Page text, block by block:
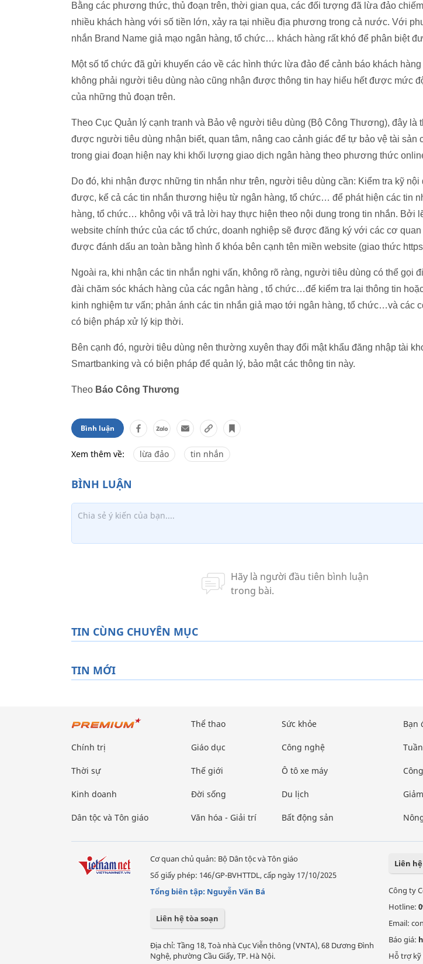
Bằng các phương thức, thủ đoạn trên, thời gian qua, các đối tượng đã lừa đảo
nhiều khách hàng với số tiền lớn, xảy ra tại nhiều địa phương trong cả nước. Với
nhắn Brand Name giả mạo ngân hàng, tổ chức… khách hàng rất khó để phân biệt
Một số tổ chức đã gửi khuyến cáo về các hình thức lừa đảo để cảnh báo khách
không phải người tiêu dùng nào cũng nhận được thông tin hay hiểu hết được mức
của những thủ đoạn trên.
Theo Cục Quản lý cạnh tranh và Bảo vệ người tiêu dùng (Bộ Công Thương), đây là
được người tiêu dùng nhận biết, quan tâm, nâng cao cảnh giác để tự bảo vệ tài sản
trong giai đoạn hiện nay khi khối lượng giao dịch ngân hàng theo phương thức
Do đó, khi nhận được những tin nhắn như trên, người tiêu dùng cần: Kiểm tra kỹ nội
được, kể cả các tin nhắn thương hiệu từ ngân hàng, tổ chức… để phát hiện các tin
hàng, tổ chức… không vội vã trả lời hay thực hiện theo nội dung trong tin nhắn. Bởi
website chính thức của các tổ chức, doanh nghiệp sẽ được đăng ký với các cơ quan
được đánh dấu an toàn bằng hình ổ khóa bên cạnh tên miền website (giao thức
Ngoài ra, khi nhận các tin nhắn nghi vấn, không rõ ràng, người tiêu dùng có thể gọi
đài chăm sóc khách hàng của các ngân hàng , tổ chức…để kiểm tra lại thông tin
kinh nghiệm tư vấn; phản ánh các tin nhắn giả mạo tới ngân hàng, tổ chức…và các
có biện pháp xử lý kịp thời.
Bên cạnh đó, người tiêu dùng nên thường xuyên thay đổi mật khẩu đăng nhập tài
Smartbanking và có biện pháp để quản lý, bảo mật các thông tin này.
Theo Báo Công Thương
Bình luận
Xem thêm về: lừa đảo tin nhắn
TIN CÙNG CHUYÊN MỤC
TIN MỚI
Chính trị
Thời sự
Kinh doanh
Dân tộc và Tôn giáo
Thể thao
Giáo dục
Thế giới
Đời sống
Văn hóa - Giải trí
Sức khỏe
Công nghệ
Ô tô xe máy
Du lịch
Bất động sản
Bạn
Cơ quan chủ quản: Bộ Dân tộc và Tôn giáo
Số giấy phép: 146/GP-BVHTTDL, cấp ngày 17/10/2025
Tổng biên tập: Nguyễn Văn Bá
Liên hệ tòa soạn
Địa chỉ: Tầng 18, Toà nhà Cục Viễn thông (VNTA), 68 Dương Đình
Nghệ, phường Cầu Giấy, TP. Hà Nội.
Liên
Công ty
Hotline:
Email:
Báo giá:
Hỗ trợ